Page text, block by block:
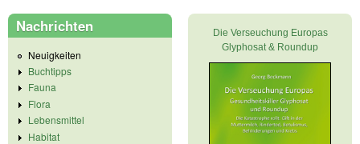
Nachrichten
Neuigkeiten
Buchtipps
Fauna
Flora
Lebensmittel
Habitat
Die Verseuchung Europas
Glyphosat & Roundup